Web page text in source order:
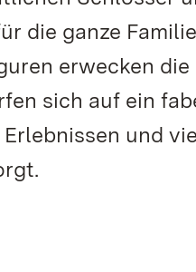
die ganze
erwecken
sich auf ein
und